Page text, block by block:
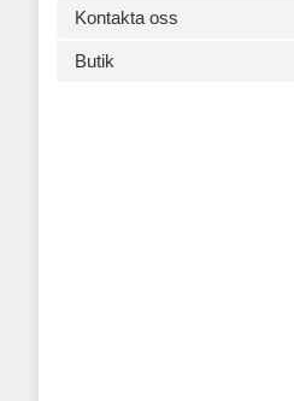
Kontakta oss
Butik